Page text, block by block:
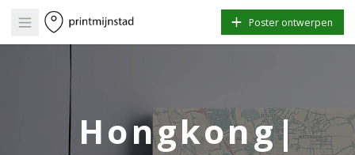
Open main menu Poster ontwerpen
Jouw Stad|